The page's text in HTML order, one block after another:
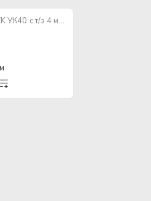
Катушка IEK УК40 с т/з 4 места 2Р/40м 2х1,0 мм2 "Garden"